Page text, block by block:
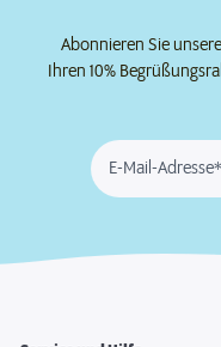
Abonnieren Sie
Ihren 10%
E-Mail-Adresse*